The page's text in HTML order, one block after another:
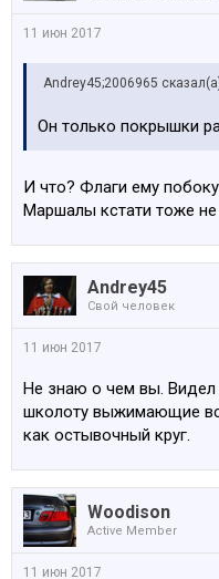
11 июн 2017
Andrey45;2006965
Он только покрышки
И что? Флаги ему
Маршалы кстати тоже
Andrey45
Свой человек
11 июн 2017
Не знаю о чем вы. Видел
школоту выжимающие
как остывочный круг.
Woodison
Active Member
11 июн 2017